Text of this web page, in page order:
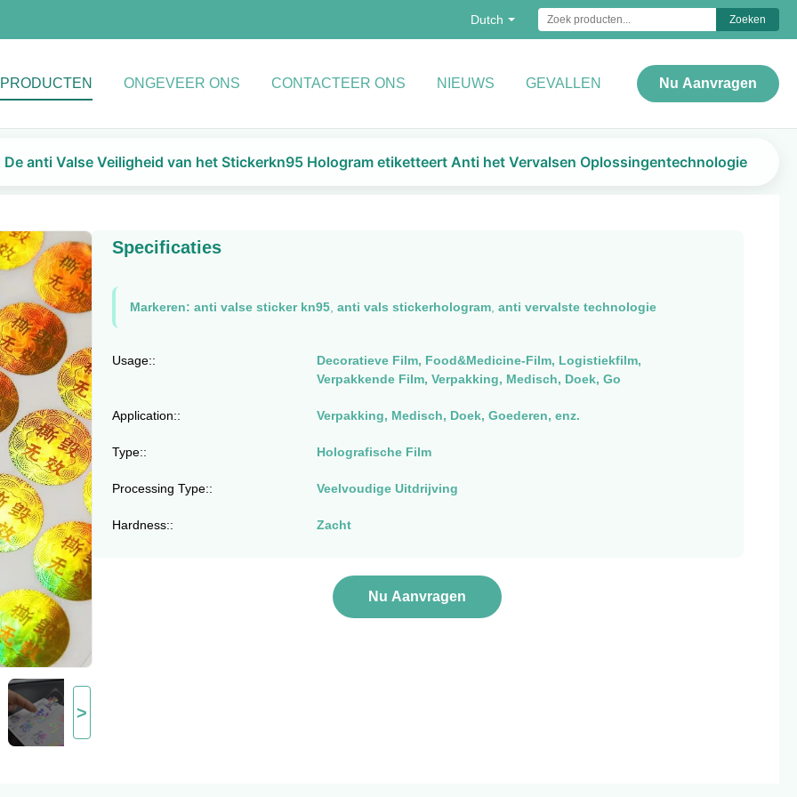
Dutch Zoeken
PRODUCTEN ONGEVEER ONS CONTACTEER ONS NIEUWS GEVALLEN Nu Aanvragen
De anti Valse Veiligheid van het Stickerkn95 Hologram etiketteert Anti het Vervalsen Oplossingentechnologie
>
Specificaties
Markeren: anti valse sticker kn95, anti vals stickerhologram, anti vervalste technologie
Usage::
Decoratieve Film, Food&Medicine-Film, Logistiekfilm,
Verpakkende Film, Verpakking, Medisch, Doek, Go
Application:: Verpakking, Medisch, Doek, Goederen, enz.
Type:: Holografische Film
Processing Type:: Veelvoudige Uitdrijving
Hardness:: Zacht
Nu Aanvragen